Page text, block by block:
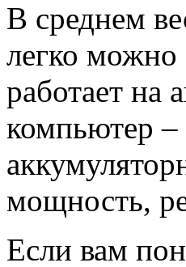
В среднем
легко можно
работает на
компьютер –
мощность,
Если вам